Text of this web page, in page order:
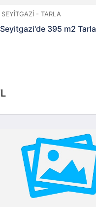
SEYITGAZI - TARLA
395 m2 Tarla